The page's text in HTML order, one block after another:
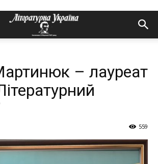
– лауреат
559